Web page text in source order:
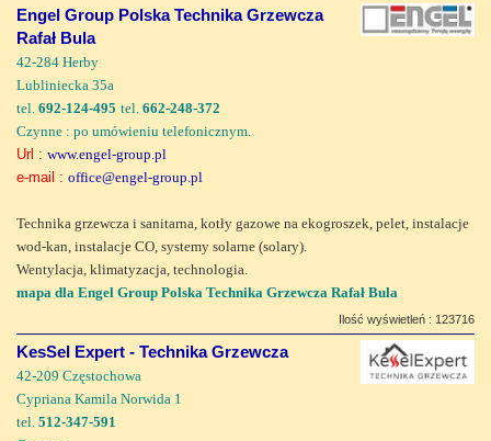
Engel Group Polska Technika Grzewcza
Rafał Bula
42-284 Herby
Lubliniecka 35a
tel. 692-124-495 tel. 662-248-372
Czynne : po umówieniu telefonicznym.
Url : www.engel-group.pl
e-mail : office@engel-group.pl
Technika grzewcza i sanitarna, kotły gazowe na ekogroszek, pelet, instalacje
wod-kan, instalacje CO, systemy solarne (solary).
Wentylacja, klimatyzacja, technologia.
mapa dla Engel Group Polska Technika Grzewcza Rafał Bula
Ilość wyświetleń : 123716
KesSel Expert - Technika Grzewcza
42-209 Częstochowa
Cypriana Kamila Norwida 1
tel. 512-347-591